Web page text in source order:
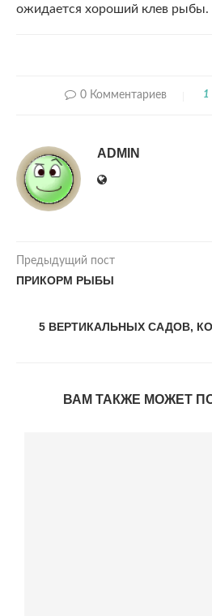
ожидается хороший клев рыбы.
0 Комментариев 1
ADMIN
Предыдущий пост
ПРИКОРМ РЫБЫ
5 ВЕРТИКАЛЬНЫХ САДОВ,
ВАМ ТАКЖЕ МОЖЕТ